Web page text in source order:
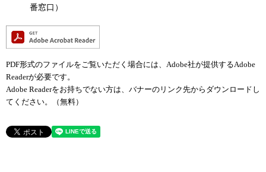
番窓口）
PDF形式のファイルをご覧いただく場合には、Adobe社が提供するAdobe
Readerが必要です。
Adobe Readerをお持ちでない方は、バナーのリンク先からダウンロードし
てください。（無料）